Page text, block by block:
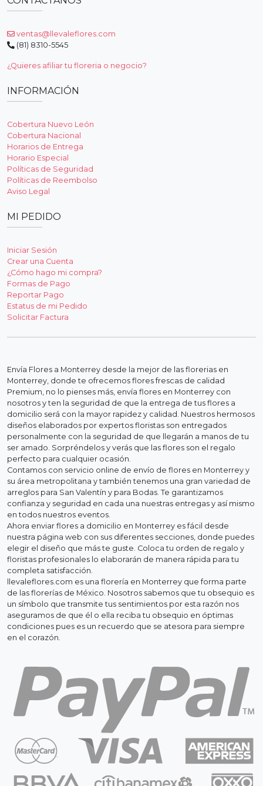
ventas@llevaleflores.com
(81) 8310-5545
¿Quieres afiliar tu floreria o negocio?
INFORMACIÓN
Cobertura Nuevo León
Cobertura Nacional
Horarios de Entrega
Horario Especial
Políticas de Seguridad
Políticas de Reembolso
Aviso Legal
MI PEDIDO
Iniciar Sesión
Crear una Cuenta
¿Cómo hago mi compra?
Formas de Pago
Reportar Pago
Estatus de mi Pedido
Solicitar Factura
Envía Flores a Monterrey desde la mejor de las florerias en
Monterrey, donde te ofrecemos flores frescas de calidad
Premium, no lo pienses más, envía flores en Monterrey con
nosotros y ten la seguridad de que la entrega de tus flores a
domicilio será con la mayor rapidez y calidad. Nuestros hermosos
diseños elaborados por expertos floristas son entregados
personalmente con la seguridad de que llegarán a manos de tu
ser amado. Sorpréndelos y verás que las flores son el regalo
perfecto para cualquier ocasión.
Contamos con servicio online de envío de flores en Monterrey y
su área metropolitana y también tenemos una gran variedad de
arreglos para San Valentín y para Bodas. Te garantizamos
confianza y seguridad en cada una nuestras entregas y así mismo
en todos nuestros eventos.
Ahora enviar flores a domicilio en Monterrey es fácil desde
nuestra página web con sus diferentes secciones, donde puedes
elegir el diseño que más te guste. Coloca tu orden de regalo y
floristas profesionales lo elaborarán de manera rápida para tu
completa satisfacción.
llevaleflores.com es una florería en Monterrey que forma parte
de las florerías de México. Nosotros sabemos que tu obsequio es
un símbolo que transmite tus sentimientos por esta razón nos
aseguramos de que él o ella reciba tu obsequio en óptimas
condiciones pues es un recuerdo que se atesora para siempre
en el corazón.